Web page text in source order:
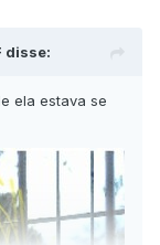
disse:
ela estava se